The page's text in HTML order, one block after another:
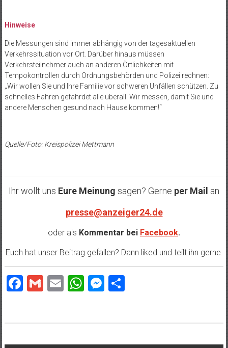
Hinweise
Die Messungen sind immer abhängig von der tagesaktuellen
Verkehrssituation vor Ort. Darüber hinaus müssen
Verkehrsteilnehmer auch an anderen Örtlichkeiten mit
Tempokontrollen durch Ordnungsbehörden und Polizei rechnen:
„Wir wollen Sie und Ihre Familie vor schweren Unfällen schützen. Zu
schnelles Fahren gefährdet alle überall. Wir messen, damit Sie und
andere Menschen gesund nach Hause kommen!“
Quelle/Foto: Kreispolizei Mettmann
Ihr wollt uns Eure Meinung sagen? Gerne per Mail an
presse@anzeiger24.de
oder als Kommentar bei Facebook.
Euch hat unser Beitrag gefallen? Dann liked und teilt ihn gerne.
Facebook
Gmail
EmailWhatsApp
Messenger
Teilen